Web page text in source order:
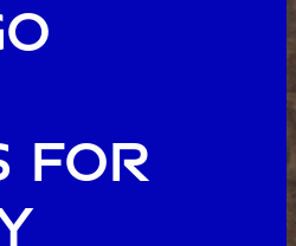
for